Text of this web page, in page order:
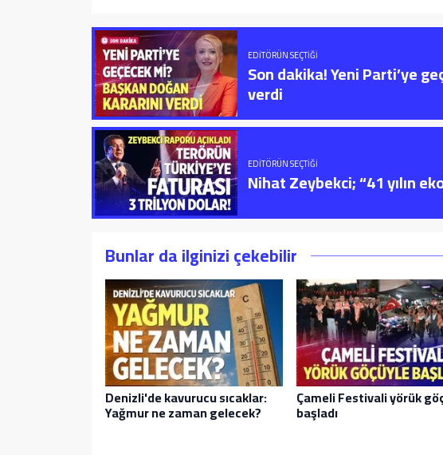
EDITÖRÜN SEÇTIĞI
Son dakika! Yeni Parti’ye
verdi
EDITÖRÜN SEÇTIĞI
Nihat Zeybekci; “41 yılın
Bunlar da ilginizi çekebilir
Denizli'de kavurucu sıcaklar:
Yağmur ne zaman gelecek?
Çameli Festivali yörük
başladı